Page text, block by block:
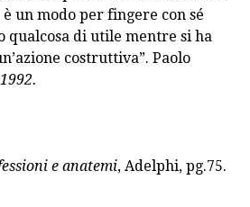
un modo per fingere con sé
qualcosa di utile mentre si ha
costruttiva”. Paolo
e anatemi, Adelphi, pg.75.